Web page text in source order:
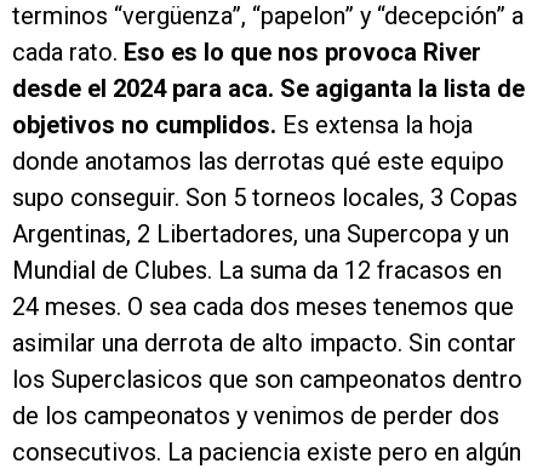
terminos “vergüenza”, “papelon” y “decepción” a
cada rato. Eso es lo que nos provoca River
desde el 2024 para aca. Se agiganta la lista de
objetivos no cumplidos. Es extensa la hoja
donde anotamos las derrotas qué este equipo
supo conseguir. Son 5 torneos locales, 3 Copas
Argentinas, 2 Libertadores, una Supercopa y un
Mundial de Clubes. La suma da 12 fracasos en
24 meses. O sea cada dos meses tenemos que
asimilar una derrota de alto impacto. Sin contar
los Superclasicos que son campeonatos dentro
de los campeonatos y venimos de perder dos
consecutivos. La paciencia existe pero en algún